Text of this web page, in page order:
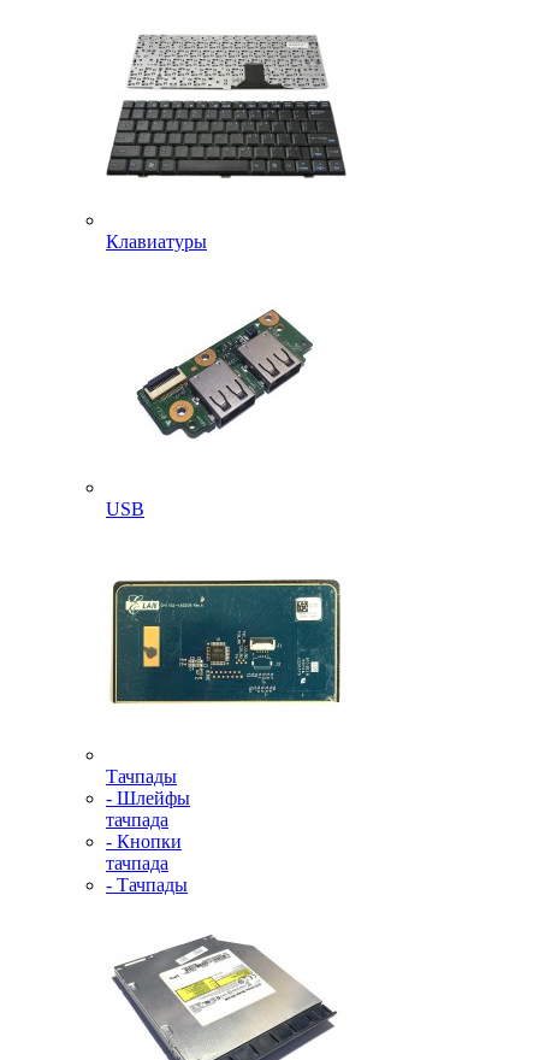
Клавиатуры
USB
Тачпады
- Шлейфы
тачпада
- Кнопки
тачпада
- Тачпады